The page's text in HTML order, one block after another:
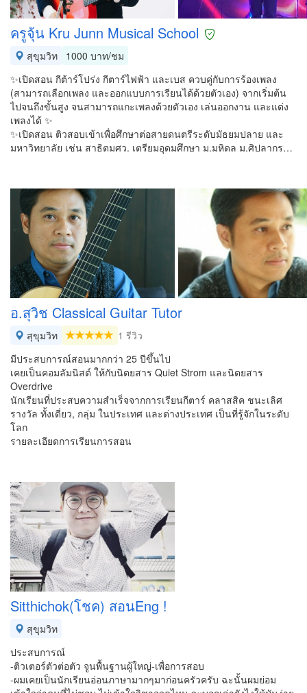
ครูจุ้น Kru Junn Musical School
สุขุมวิท
1000 บาท/ชม
✨เปิดสอน กีต้าร์โปร่ง กีตาร์ไฟฟ้า และเบส ควบคู่กับการร้องเพลง
(สามารถเลือกเพลง และออกแบบการเรียนได้ด้วยตัวเอง) จากเริ่มต้น
ไปจนถึงขั้นสูง จนสามารถแกะเพลงด้วยตัวเอง เล่นออกงาน และแต่ง
เพลงได้ ✨
✨เปิดสอน ติวสอบเข้าเพื่อศึกษาต่อสายดนตรีระดับมัธยมปลาย และ
มหาวิทยาลัย เช่น สาธิตมศว. เตรียมอุดมศึกษา ม.มหิดล ม.ศิปลากร…
อ.สุวิช Classical Guitar Tutor
สุขุมวิท
1 รีวิว
มีประสบการณ์สอนมากกว่า 25 ปีขึ้นไป
เคยเป็นคอมลัมนิสต์ ให้กับนิตยสาร Quiet Strom และนิตยสาร
Overdrive
นักเรียนที่ประสบความสำเร็จจากการเรียนกีตาร์ คลาสสิค ชนะเลิศ
รางวัล ทั้งเดี่ยว, กลุ่ม ในประเทศ และต่างประเทศ เป็นที่รู้จักในระดับ
โลก
รายละเอียดการเรียนการสอน
Sitthichok(โชค) สอนEng !
สุขุมวิท
ประสบการณ์
-ติวเตอร์ตัวต่อตัว จูนพื้นฐานผู้ใหญ่-เพื่อการสอบ
-ผมเคยเป็นนักเรียนอ่อนภาษามากๆมาก่อนครัวครับ ฉะนั้นผมย่อม